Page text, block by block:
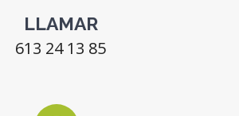
LLAMAR
613 24 13 85